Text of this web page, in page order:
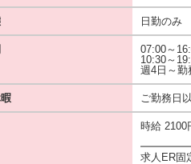
日勤のみ
07:00～
10:30～
週4日～勤
ご勤務日
時給 2100
求人ER固